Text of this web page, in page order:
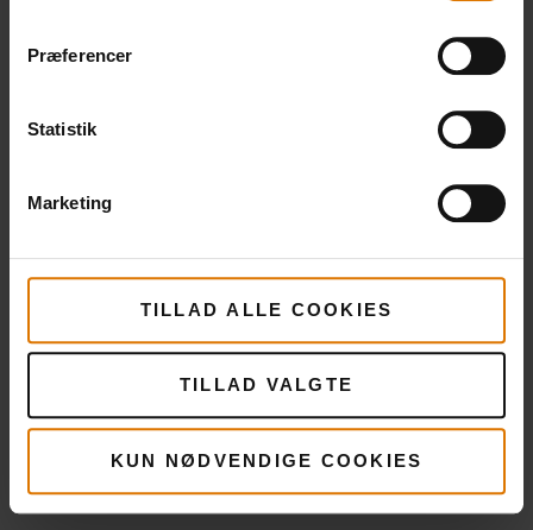
Præferencer
Statistik
Marketing
TILLAD ALLE COOKIES
TILLAD VALGTE
KUN NØDVENDIGE COOKIES